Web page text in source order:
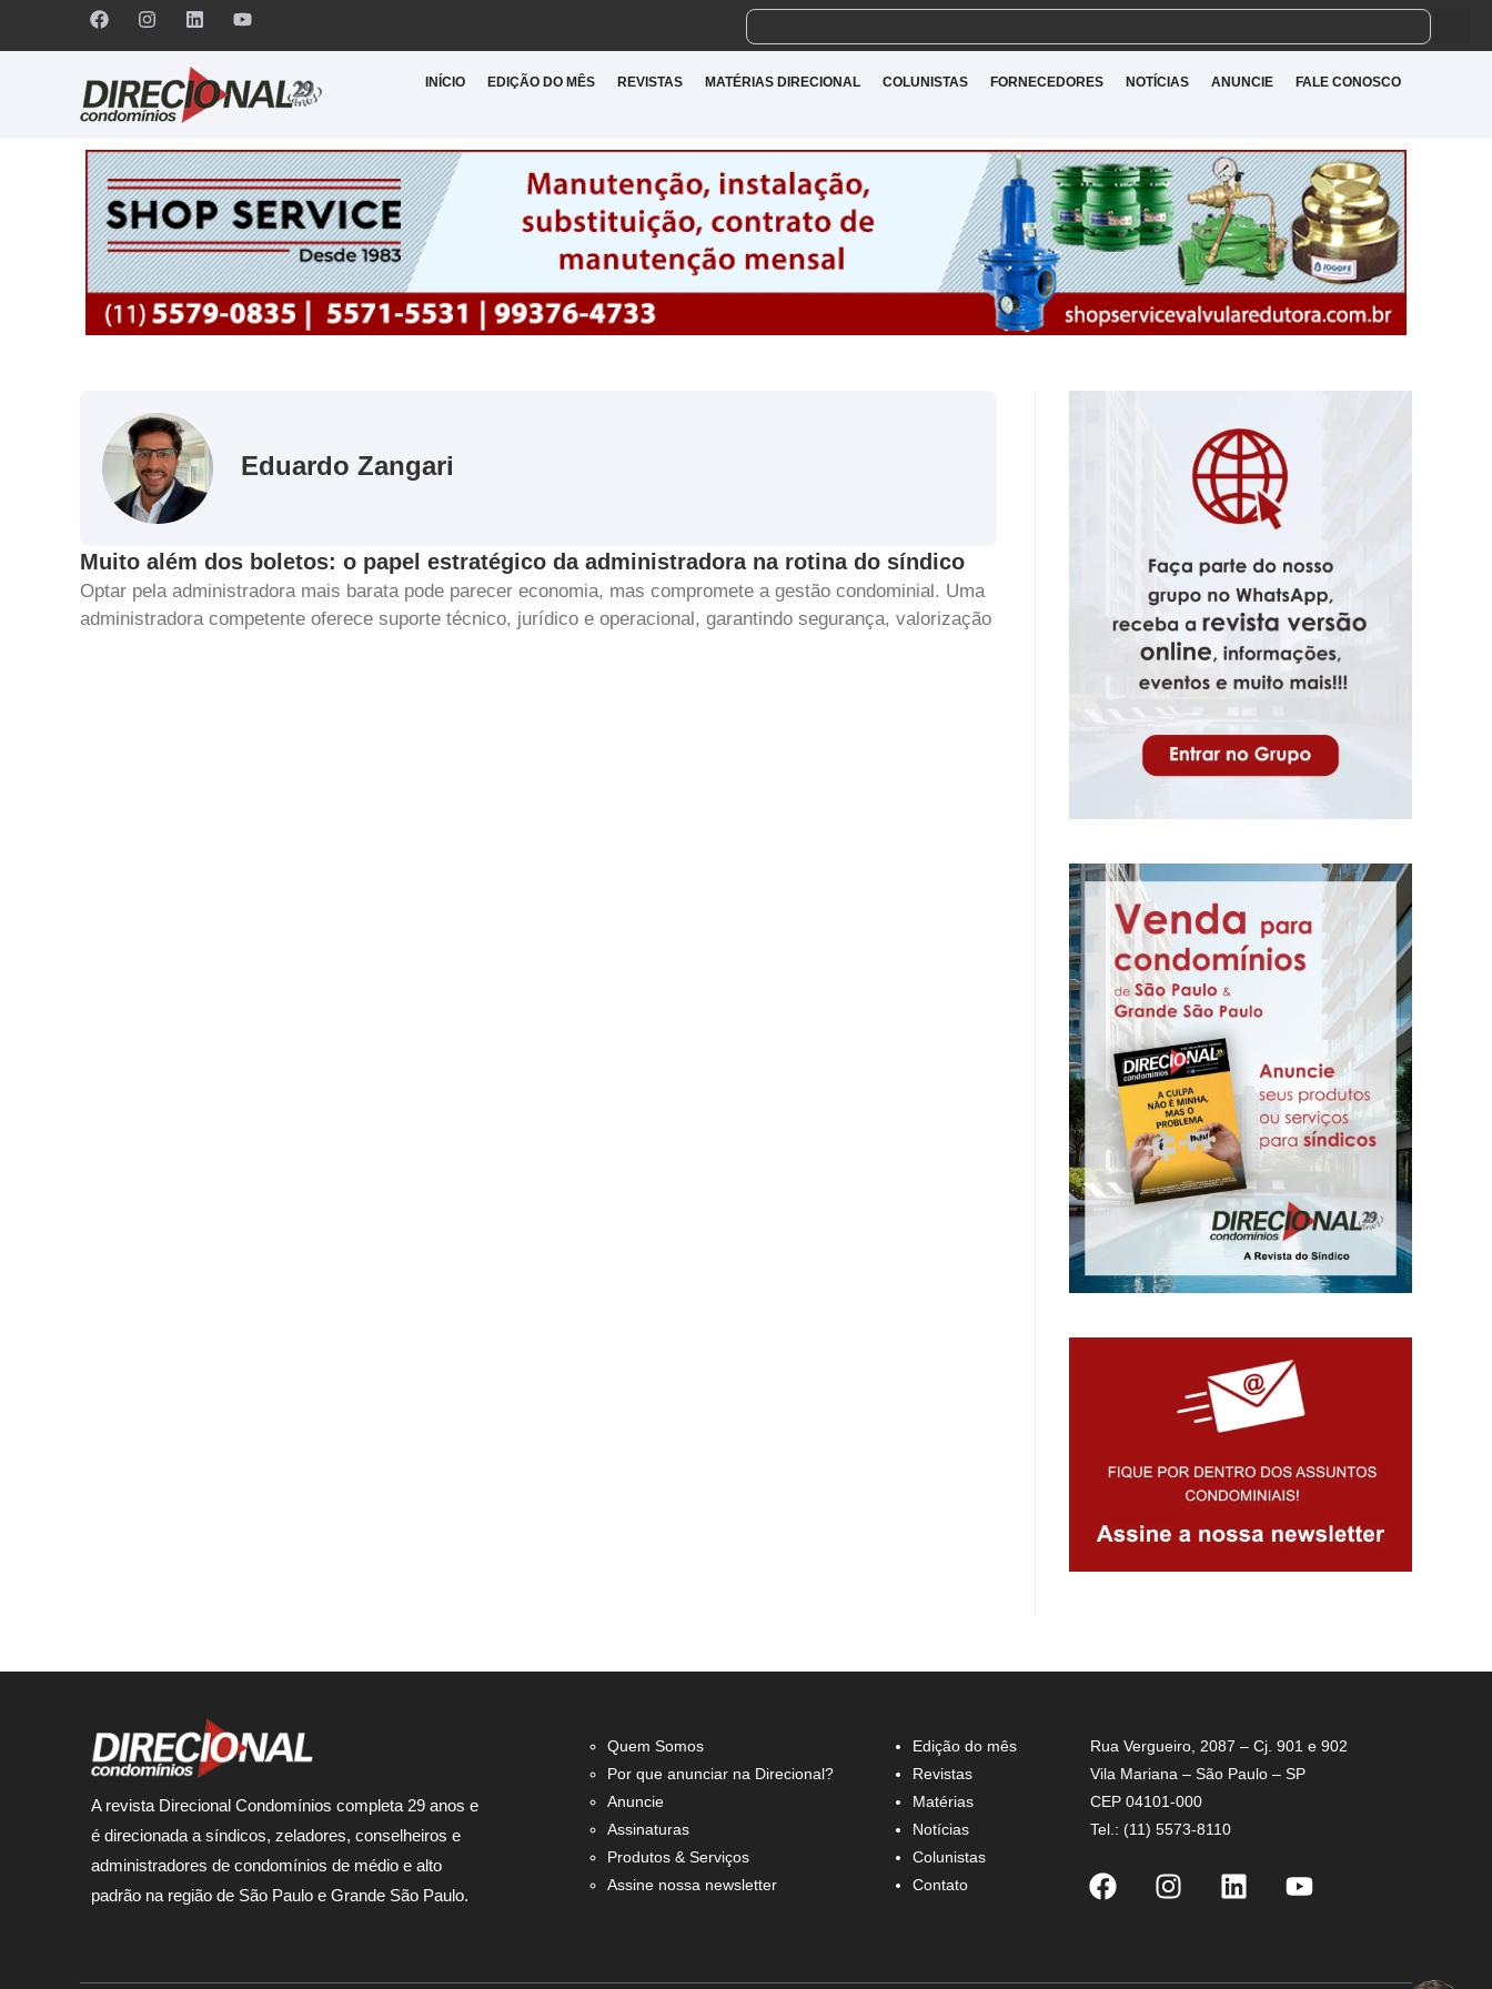
INÍCIO EDIÇÃO DO MÊS REVISTAS MATÉRIAS DIRECIONAL COLUNISTAS FORNECEDORES NOTÍCIAS ANUNCIE FALE CONOSCO
Eduardo Zangari
Muito além dos boletos: o papel estratégico da administradora na rotina do síndico
Optar pela administradora mais barata pode parecer economia, mas compromete a gestão condominial. Uma
administradora competente oferece suporte técnico, jurídico e operacional, garantindo segurança, valorização
A revista Direcional Condomínios completa 29 anos e
é direcionada a síndicos, zeladores, conselheiros e
administradores de condomínios de médio e alto
padrão na região de São Paulo e Grande São Paulo.
Quem Somos
Por que anunciar na Direcional?
Anuncie
Assinaturas
Produtos & Serviços
Assine nossa newsletter
Edição do mês
Revistas
Matérias
Notícias
Colunistas
Contato
Rua Vergueiro, 2087 – Cj. 901 e 902
Vila Mariana – São Paulo – SP
CEP 04101-000
Tel.: (11) 5573-8110